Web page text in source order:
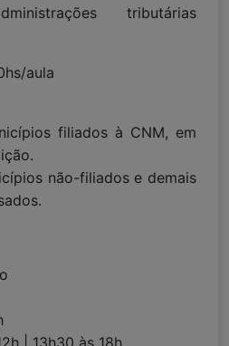
tributárias
aula
filiados à CNM, em
não-filiados e demais
| 13h30 às 18h